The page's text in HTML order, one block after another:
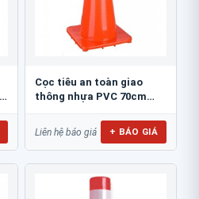
Cọc tiêu an toàn giao
thông nhựa PVC 70cm
Liên hệ báo giá + BÁO GIÁ